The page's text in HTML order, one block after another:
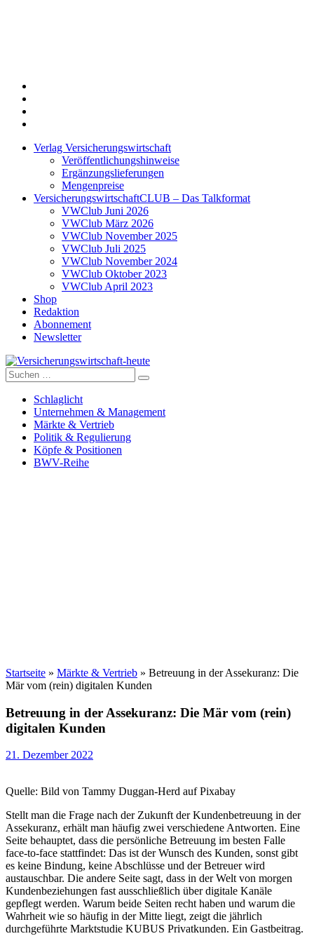
Verlag Versicherungswirtschaft
Veröffentlichungshinweise
Ergänzungslieferungen
Mengenpreise
VersicherungswirtschaftCLUB – Das Talkformat
VWClub Juni 2026
VWClub März 2026
VWClub November 2025
VWClub Juli 2025
VWClub November 2024
VWClub Oktober 2023
VWClub April 2023
Shop
Redaktion
Abonnement
Newsletter
Versicherungswirtschaft-heute
Suche
nach:
Schlaglicht
Unternehmen & Management
Märkte & Vertrieb
Politik & Regulierung
Köpfe & Positionen
BWV-Reihe
Startseite » Märkte & Vertrieb » Betreuung in der Assekuranz: Die
Mär vom (rein) digitalen Kunden
Betreuung in der Assekuranz: Die Mär vom (rein)
digitalen Kunden
21. Dezember 2022
Quelle: Bild von Tammy Duggan-Herd auf Pixabay
Stellt man die Frage nach der Zukunft der Kundenbetreuung in der
Assekuranz, erhält man häufig zwei verschiedene Antworten. Eine
Seite behauptet, dass die persönliche Betreuung im besten Falle
face-to-face stattfindet: Das ist der Wunsch des Kunden, sonst gibt
es keine Bindung, keine Abschlüsse und der Betreuer wird
austauschbar. Die andere Seite sagt, dass in der Welt von morgen
Kundenbeziehungen fast ausschließlich über digitale Kanäle
gepflegt werden. Warum beide Seiten recht haben und warum die
Wahrheit wie so häufig in der Mitte liegt, zeigt die jährlich
durchgeführte Marktstudie KUBUS Privatkunden. Ein Gastbeitrag.